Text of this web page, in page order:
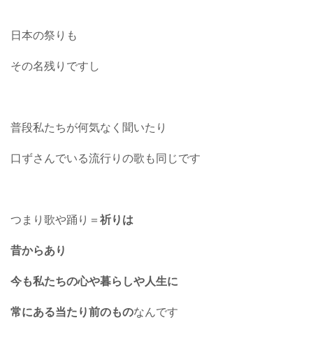
日本の祭りも
その名残りですし
普段私たちが何気なく聞いたり
口ずさんでいる流行りの歌も同じです
つまり歌や踊り＝ 祈りは
昔からあり
今も私たちの心や暮らしや人生に
常にある当たり前のものなんです